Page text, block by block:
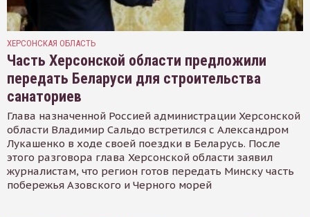
ХЕРСОНСКАЯ ОБЛАСТЬ
Часть Херсонской области предложили
передать Беларуси для строительства
санаториев
Глава назначенной Россией администрации Херсонской
области Владимир Сальдо встретился с Александром
Лукашенко в ходе своей поездки в Беларусь. После
этого разговора глава Херсонской области заявил
журналистам, что регион готов передать Минску часть
побережья Азовского и Черного морей